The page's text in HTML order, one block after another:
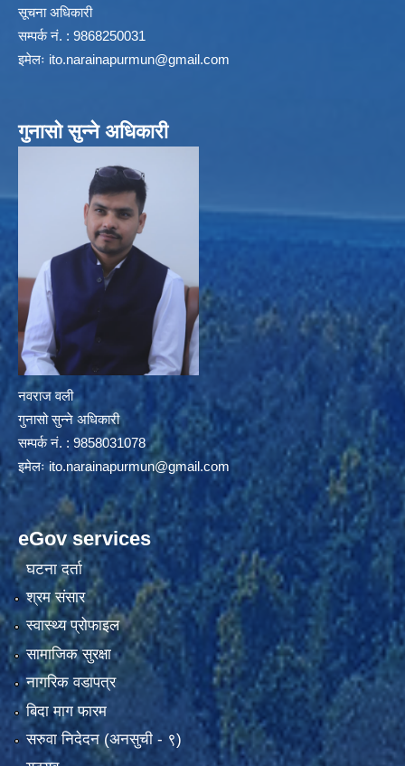
सूचना अधिकारी
सम्पर्क नं. : 9868250031
इमेलः ito.narainapurmun@gmail.com
गुनासो सुन्ने अधिकारी
नवराज वली
गुनासो सुन्ने अधिकारी
सम्पर्क नं. : 9858031078
इमेलःito.narainapurmun@gmail.com
eGov services
घटना दर्ता
श्रम संसार
स्वास्थ्य प्रोफाइल
सामाजिक सुरक्षा
नागरिक वडापत्र
बिदा माग फारम
सरुवा निदेदन (अनसुची - ९)